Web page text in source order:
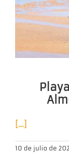
[…]
10 de julio de